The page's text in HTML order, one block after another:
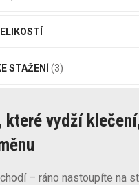
STAŽENÍ (3)
které vydží
– ráno nastoupíte na